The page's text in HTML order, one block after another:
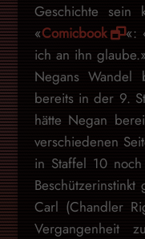
Geschichte sein
«Comicbook
«:
ich an ihn
Negans Wandel
bereits in der 9.
hätte Negan
verschiedenen
in Staffel 10
Carl (Chandler
Vergangenheit